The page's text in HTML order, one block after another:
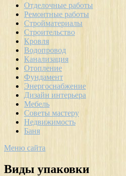
Отделочные работы
Ремонтные работы
Стройматериалы
Строительство
Кровля
Водопровод
Канализация
Отопление
Фундамент
Энергоснабжение
Дизайн интерьера
Мебель
Советы мастеру
Недвижимость
Баня
Меню сайта
Виды упаковки